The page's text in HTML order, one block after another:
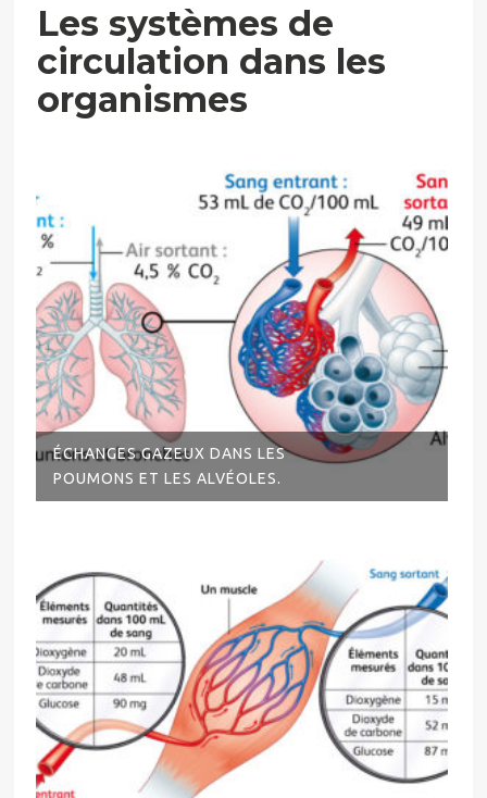
Les systèmes de
circulation dans les
organismes
ÉCHANGES GAZEUX DANS LES
POUMONS ET LES ALVÉOLES.